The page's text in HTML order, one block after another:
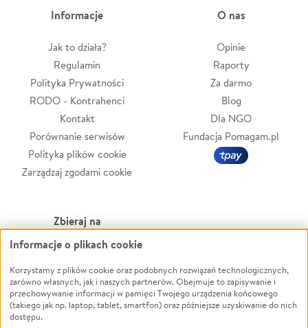
Informacje
Jak to działa?
Regulamin
Polityka Prywatności
RODO - Kontrahenci
Kontakt
Porównanie serwisów
Polityka plików cookie
Zarządzaj zgodami cookie
O nas
Opinie
Raporty
Za darmo
Blog
Dla NGO
Fundacja Pomagam.pl
Zbieraj na
Leczenie
Zwierzęta
Pożar
Ukraina
Powódź
Wichura
NGO
Informacje o plikach cookie
Korzystamy z plików cookie oraz podobnych rozwiązań technologicznych,
zarówno własnych, jak i naszych partnerów. Obejmuje to zapisywanie i
przechowywanie informacji w pamięci Twojego urządzenia końcowego
(takiego jak np. laptop, tablet, smartfon) oraz późniejsze uzyskiwanie do nich
dostępu.